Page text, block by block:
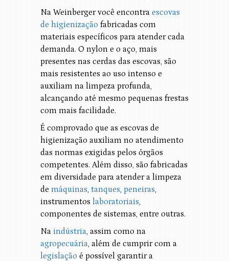
Na Weinberger você encontra escovas
de higienização fabricadas com
materiais específicos para atender cada
demanda. O nylon e o aço, mais
presentes nas cerdas das escovas, são
mais resistentes ao uso intenso e
auxiliam na limpeza profunda,
alcançando até mesmo pequenas frestas
com mais facilidade.
É comprovado que as escovas de
higienização auxiliam no atendimento
das normas exigidas pelos órgãos
competentes. Além disso, são fabricadas
em diversidade para atender a limpeza
de máquinas, tanques, peneiras,
instrumentos laboratoriais,
componentes de sistemas, entre outras.
Na indústria, assim como na
agropecuária, além de cumprir com a
legislação é possível garantir a